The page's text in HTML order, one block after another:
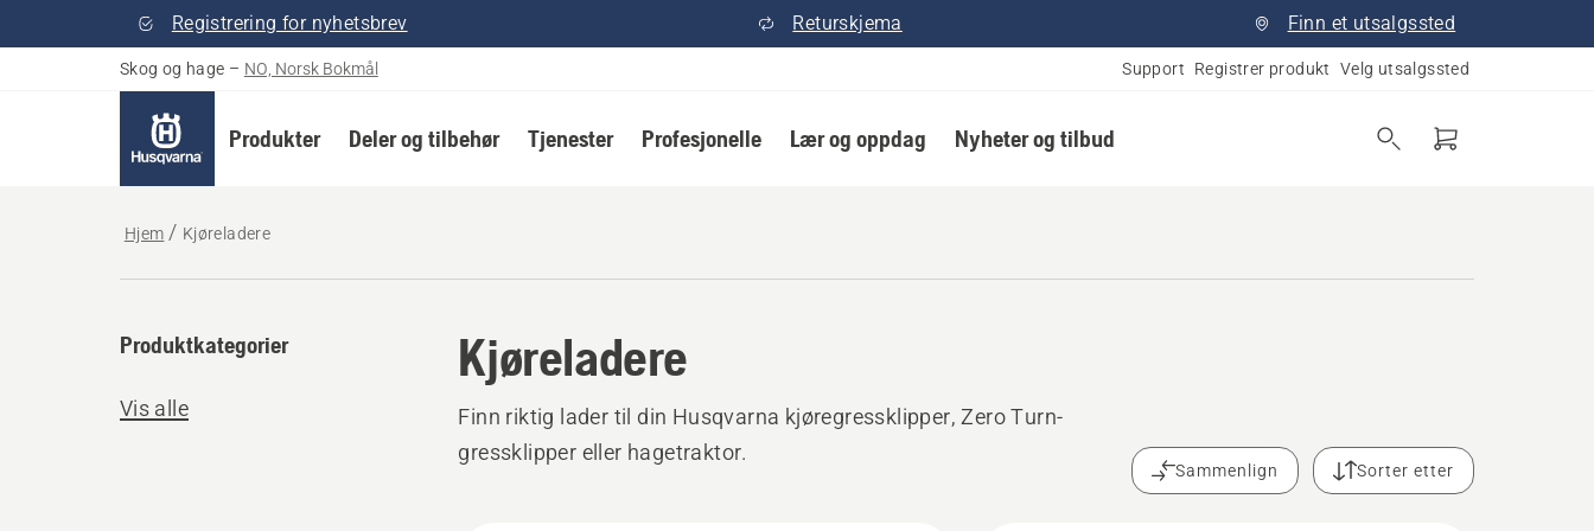
Registrering for nyhetsbrev Returskjema Finn et utsalgssted
Skog og hage – NO, Norsk Bokmål Support Registrer produkt Velg utsalgssted
Produkter Deler og tilbehør Tjenester Profesjonelle Lær og oppdag Nyheter og tilbud
Hjem Kjøreladere
Kjøreladere
Produktkategorier
Vis alle
Finn riktig lader til din Husqvarna kjøregressklipper, Zero Turn-
gressklipper eller hagetraktor.
Sammenlign Sorter etter